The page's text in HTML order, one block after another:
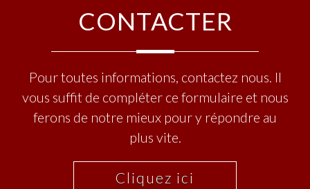
CONTACTER
Pour toutes informations, contactez nous. Il
vous suffit de compléter ce formulaire et nous
ferons de notre mieux pour y répondre au
plus vite.
Cliquez ici